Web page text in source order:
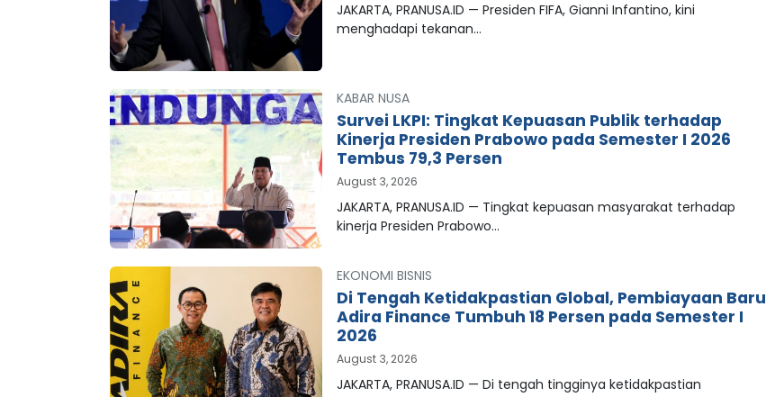
JAKARTA, PRANUSA.ID — Presiden FIFA, Gianni Infantino, kini
menghadapi tekanan…
KABAR NUSA
Survei LKPI: Tingkat Kepuasan Publik terhadap
Kinerja Presiden Prabowo pada Semester I 2026
Tembus 79,3 Persen
August 3, 2026
JAKARTA, PRANUSA.ID — Tingkat kepuasan masyarakat terhadap
kinerja Presiden Prabowo…
EKONOMI BISNIS
Di Tengah Ketidakpastian Global, Pembiayaan Baru
Adira Finance Tumbuh 18 Persen pada Semester I
2026
August 3, 2026
JAKARTA, PRANUSA.ID — Di tengah tingginya ketidakpastian